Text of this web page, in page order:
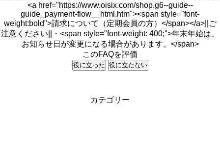
<a href="https://www.oisix.com/shop.g6--guide--
guide_payment-flow__html.htm"><span style="font-
weight:bold">請求について（定期会員の方）</span></a>||ご
注意ください||・<span style="font-weight: 400;">年末年始は、
お知らせ日が変更になる場合があります。</span>
このFAQを評価
役に立った 役に立たない
カテゴリー